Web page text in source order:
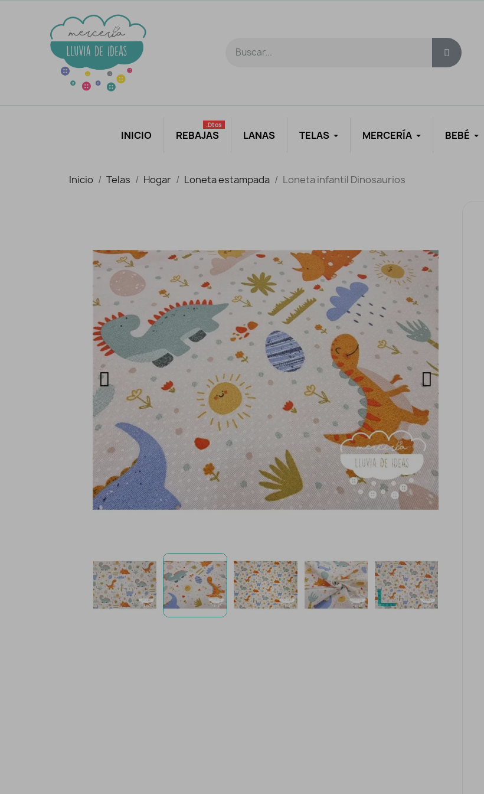
INICIO REBAJAS
.dtos
LANAS TELAS MERCERÍA BEBÉ
Inicio Telas Hogar Loneta estampada Loneta infantil Dinosaurios